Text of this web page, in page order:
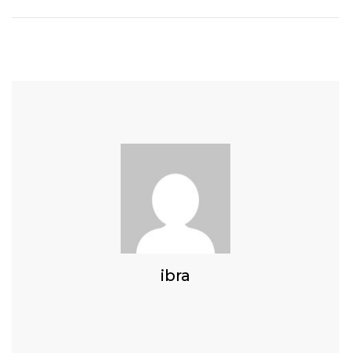
ibra